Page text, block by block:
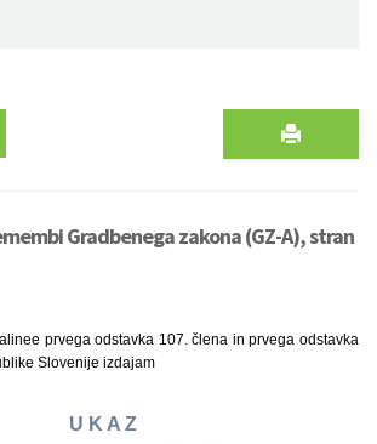
Gradbenega zakona (GZ-A), stran
prvega odstavka 107. člena in prvega odstavka
Slovenije izdajam
U K A Z